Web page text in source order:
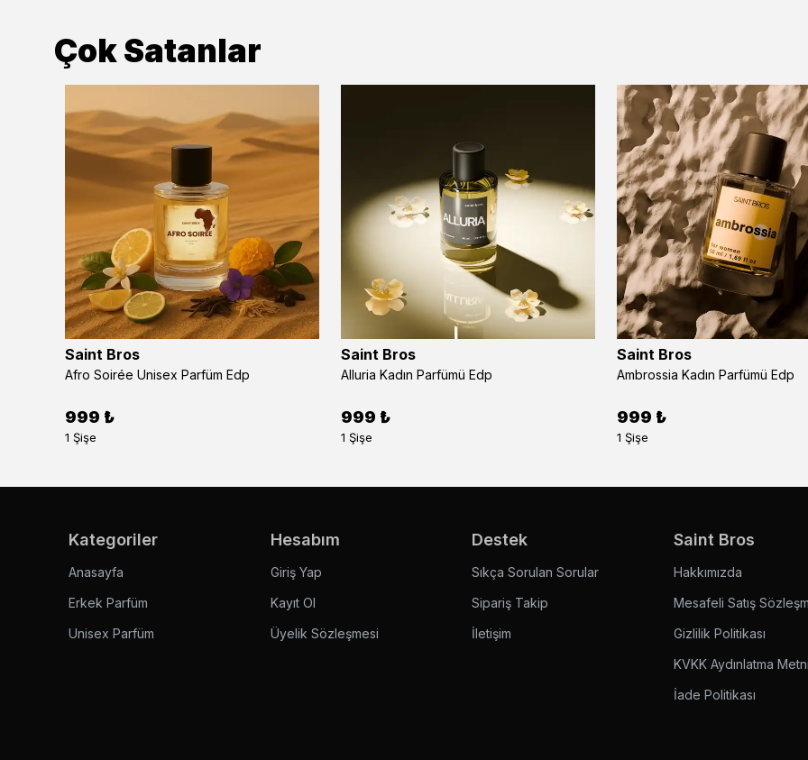
Çok Satanlar
Saint Bros
Afro Soirée Unisex Parfüm Edp
999 ₺
1 Şişe
Saint Bros
Alluria Kadın Parfümü Edp
999 ₺
1 Şişe
Saint Bros
Ambrossia Kadın Parfümü Edp
999 ₺
1 Şişe
Kategoriler
Anasayfa
Erkek Parfüm
Unisex Parfüm
Hesabım
Giriş Yap
Kayıt Ol
Üyelik Sözleşmesi
Destek
Sıkça Sorulan Sorular
Sipariş Takip
İletişim
Saint Bros
Hakkımızda
Mesafeli Satış
Gizlilik Politikası
KVKK Aydınlatma Metni
İade Politikası